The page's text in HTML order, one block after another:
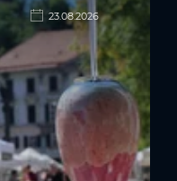
23.08.2026